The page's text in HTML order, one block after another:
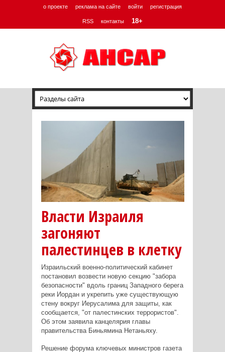
о проекте реклама на сайте войти регистрация
RSS контакты 18+
Власти Израиля
загоняют
палестинцев в клетку
Израильский военно-политический кабинет
постановил возвести новую секцию "забора
безопасности" вдоль границ Западного берега
реки Иордан и укрепить уже существующую
стену вокруг Иерусалима для защиты, как
сообщается, "от палестинских террористов".
Об этом заявила канцелярия главы
правительства Биньямина Нетаньяху.
Решение форума ключевых министров газета